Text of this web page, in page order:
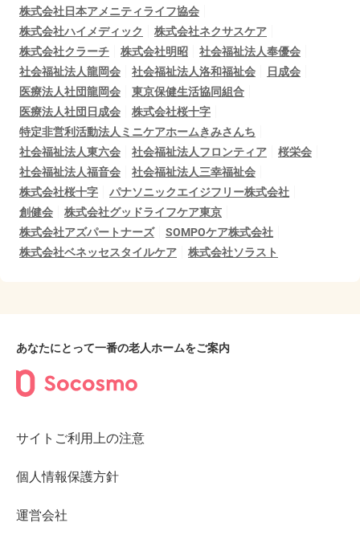
株式会社日本アメニティライフ協会
株式会社ハイメディック
株式会社ネクサスケア
株式会社クラーチ
株式会社明昭
社会福祉法人奉優会
社会福祉法人龍岡会
社会福祉法人洛和福祉会
日成会
医療法人社団龍岡会
東京保健生活協同組合
医療法人社団日成会
株式会社桜十字
特定非営利活動法人ミニケアホームきみさんち
社会福祉法人東六会
社会福祉法人フロンティア
桜栄会
社会福祉法人福音会
社会福祉法人三幸福祉会
株式会社桜十字
パナソニックエイジフリー株式会社
創健会
株式会社グッドライフケア東京
株式会社アズパートナーズ
SOMPOケア株式会社
株式会社ベネッセスタイルケア
株式会社ソラスト
あなたにとって一番の老人ホームをご案内
サイトご利用上の注意
個人情報保護方針
運営会社